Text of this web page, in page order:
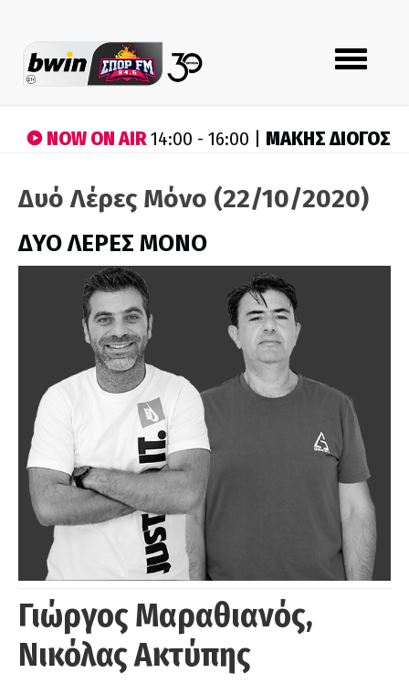
Toggle
navigation
NOW ON AIR14:00 - 16:00 | ΜΑΚΗΣ ΔΙΟΓΟΣ
Δυό Λέρες Μόνο (22/10/2020)
ΔΥΟ ΛΕΡΕΣ ΜΟΝΟ
Γιώργος Μαραθιανός,
Νικόλας Ακτύπης